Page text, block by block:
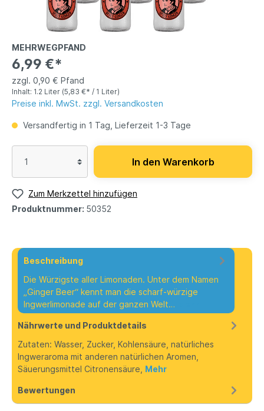
MEHRWEGPFAND
6,99 €*
zzgl. 0,90 € Pfand
Inhalt: 1.2 Liter (5,83 €* / 1 Liter)
Preise inkl. MwSt. zzgl. Versandkosten
Versandfertig in 1 Tag, Lieferzeit 1-3 Tage
In den Warenkorb
Zum Merkzettel hinzufügen
Produktnummer: 50352
Beschreibung
Die Würzigste aller Limonaden. Unter dem Namen
„Ginger Beer“ kennt man die scharf-würzige
Ingwerlimonade auf der ganzen Welt…
Nährwerte und Produktdetails
Zutaten: Wasser, Zucker, Kohlensäure, natürliches
Ingweraroma mit anderen natürlichen Aromen,
Säuerungsmittel Citronensäure, Mehr
Bewertungen